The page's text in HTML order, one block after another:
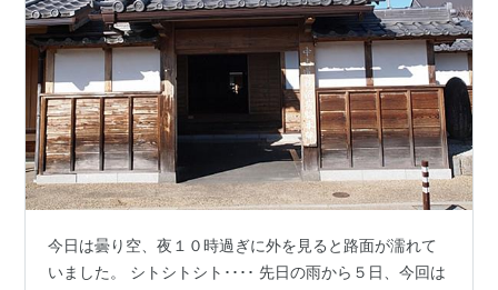
今日は曇り空、夜１０時過ぎに外を見ると路面が濡れて
いました。 シトシトシト････ 先日の雨から５日、今回は